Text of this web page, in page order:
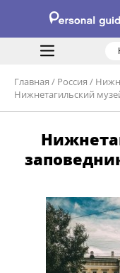
Главная / Россия /
Нижнетагильский